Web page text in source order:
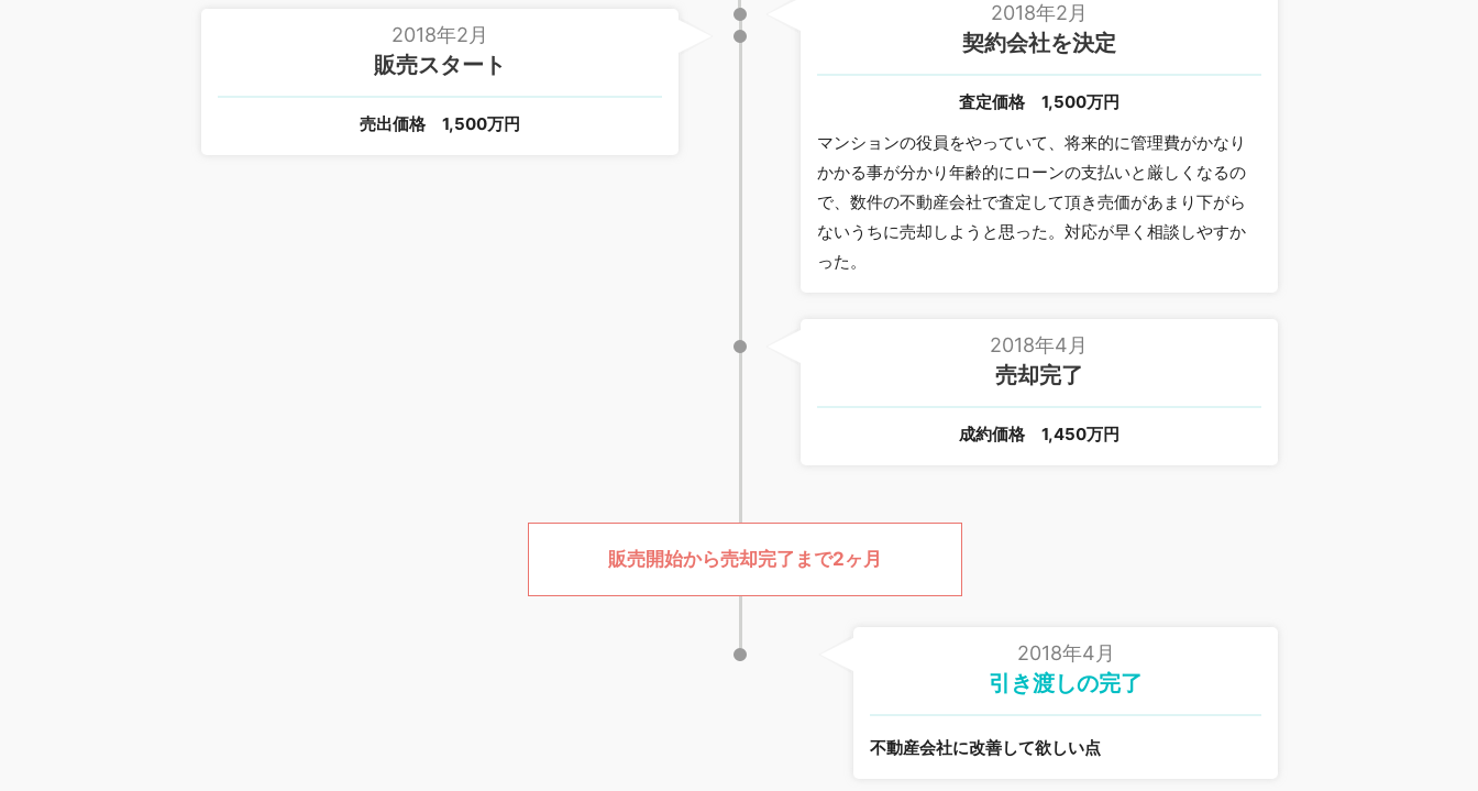
2018年2月
契約会社を決定
査定価格
1,500万円
マンションの役員をやっていて、将来的に管理費がかなり
かかる事が分かり年齢的にローンの支払いと厳しくなるの
で、数件の不動産会社で査定して頂き売価があまり下がら
ないうちに売却しようと思った。対応が早く相談しやすか
った。
2018年2月
販売スタート
売出価格 1,500万円
2018年4月
売却完了
成約価格 1,450万円
販売開始から売却完了まで2ヶ月
2018年4月
引き渡しの完了
不動産会社に改善して欲しい点